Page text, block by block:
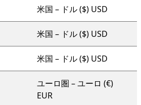
米国 – ドル ($) USD
米国 – ドル ($) USD
米国 – ドル ($) USD
ユーロ圏 – ユーロ (€)
EUR